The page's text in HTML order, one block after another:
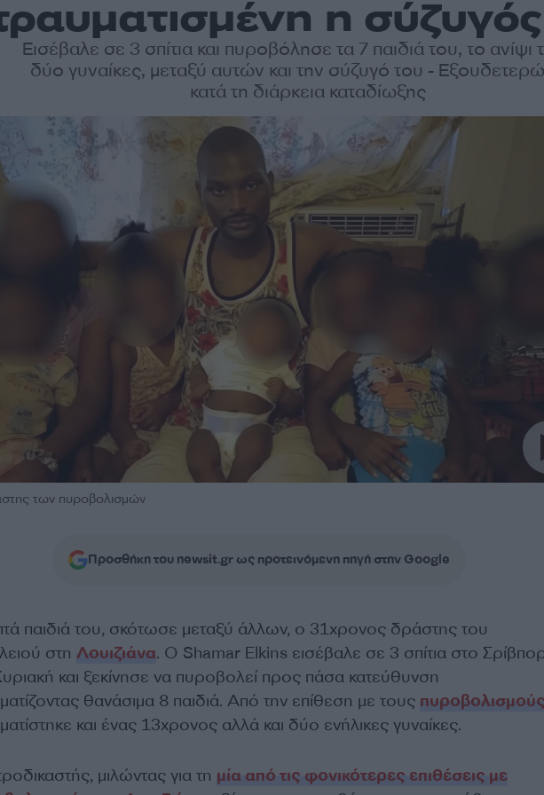
η
Εισέβαλε σε 3 σπίτια και πυροβόλησε τα 7 παιδιά του, το ανίψι
δύο γυναίκες, μεταξύ αυτών και την σύζυγό του -
κατά τη διάρκεια καταδίωξης
των πυροβολισμών
Προσθήκη του newsit.gr ως προτεινόμενη πηγή στην Google
παιδιά του, σκότωσε μεταξύ άλλων, ο 31χρονος δράστης του
στη Λουιζιάνα. Ο Shamar Elkins εισέβαλε σε 3 σπίτια στο
και ξεκίνησε να πυροβολεί προς πάσα κατεύθυνση
θανάσιμα 8 παιδιά. Από την επίθεση με τους πυροβολισμούς
και ένας 13χρονος αλλά και δύο ενήλικες γυναίκες.
μιλώντας για τη μία από τις φονικότερες επιθέσεις με